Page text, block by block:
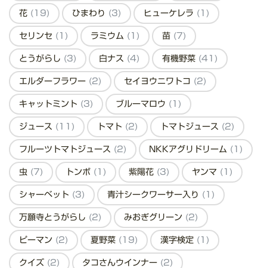
花 (19) ひまわり (3) ヒューケレラ (1)
セリンセ (1) ラミウム (1) 苗 (7)
とうがらし (3) 白ナス (4) 有機野菜 (41)
エルダーフラワー (2) セイヨウニワトコ (2)
キャットミント (3) ブルーマロウ (1)
ジュース (11) トマト (2) トマトジュース (2)
フルーツトマトジュース (2) NKKアグリドリーム (1)
虫 (7) トンボ (1) 紫陽花 (3) ヤンマ (1)
シャーベット (3) 青汁シークワーサー入り (1)
万願寺とうがらし (2) みおぎグリーン (2)
ピーマン (2) 夏野菜 (19) 漢字検定 (1)
クイズ (2) タコさんウインナー (2)